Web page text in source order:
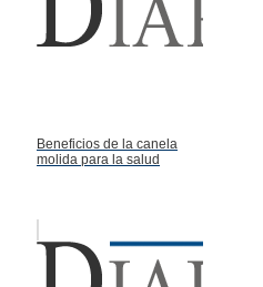
Beneficios de la canela
molida para la salud